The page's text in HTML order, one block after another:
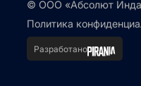
© ООО «Абсолют
Политика
Разработано